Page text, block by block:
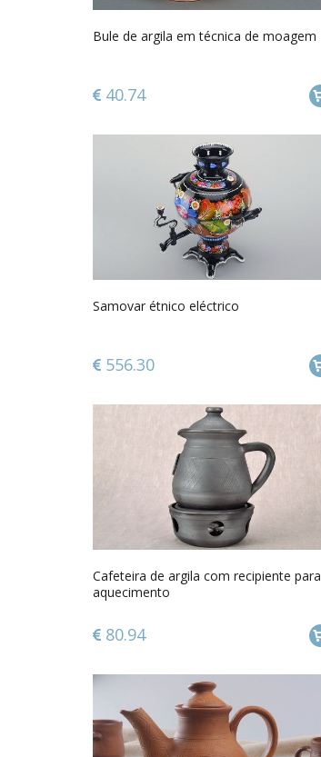
Bule de argila em técnica de moagem
40.74
Samovar étnico eléctrico
556.30
Cafeteira de argila com recipiente para
aquecimento
80.94